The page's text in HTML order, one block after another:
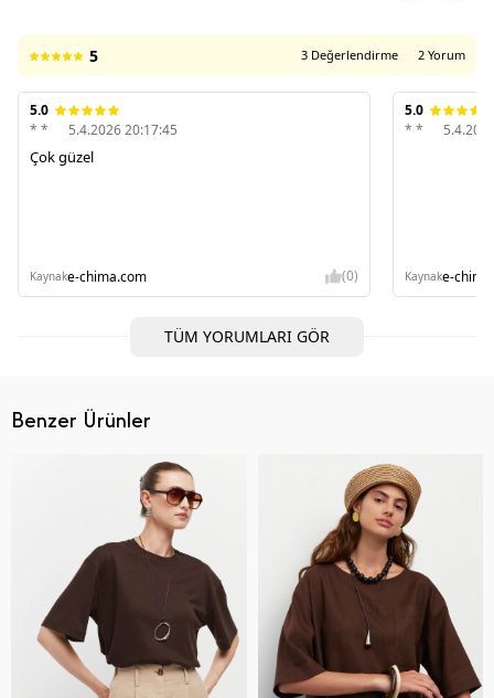
5 3 Değerlendirme 2 Yorum
5.0
* *
5.4.2026 20:17:45
Çok güzel
Kaynake-chima.com (0)
5.0
* *
Kaynake-
TÜM YORUMLARI GÖR
Benzer Ürünler